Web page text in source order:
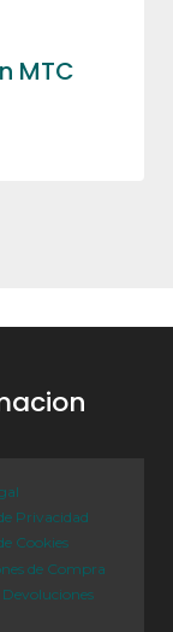
MTC
Privacidad
Cookies
de Compra